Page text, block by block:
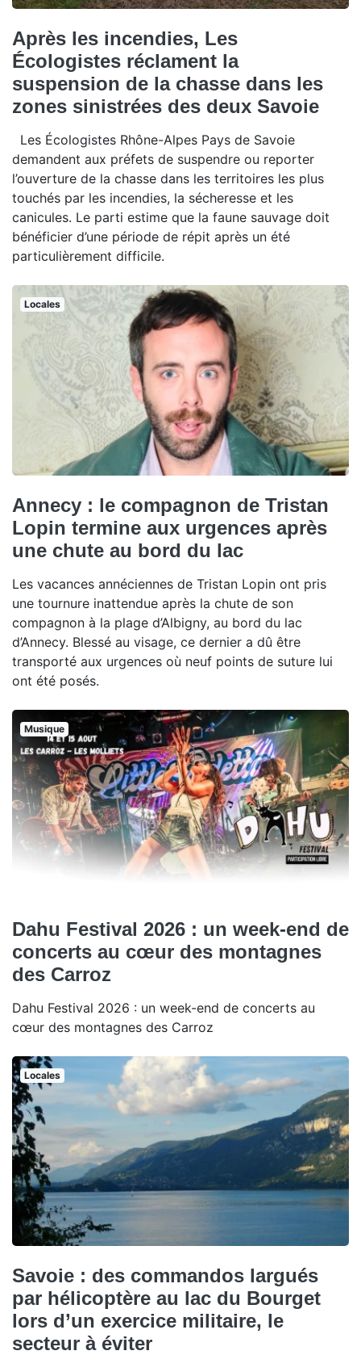
Après les incendies, Les
Écologistes réclament la
suspension de la chasse dans les
zones sinistrées des deux Savoie
Les Écologistes Rhône-Alpes Pays de Savoie
demandent aux préfets de suspendre ou reporter
l’ouverture de la chasse dans les territoires les plus
touchés par les incendies, la sécheresse et les
canicules. Le parti estime que la faune sauvage doit
bénéficier d’une période de répit après un été
particulièrement difficile.
Locales
Annecy : le compagnon de Tristan
Lopin termine aux urgences après
une chute au bord du lac
Les vacances annéciennes de Tristan Lopin ont pris
une tournure inattendue après la chute de son
compagnon à la plage d’Albigny, au bord du lac
d’Annecy. Blessé au visage, ce dernier a dû être
transporté aux urgences où neuf points de suture lui
ont été posés.
Musique
Dahu Festival 2026 : un week-end de
concerts au cœur des montagnes
des Carroz
Dahu Festival 2026 : un week-end de concerts au
cœur des montagnes des Carroz
Locales
Savoie : des commandos largués
par hélicoptère au lac du Bourget
lors d’un exercice militaire, le
secteur à éviter